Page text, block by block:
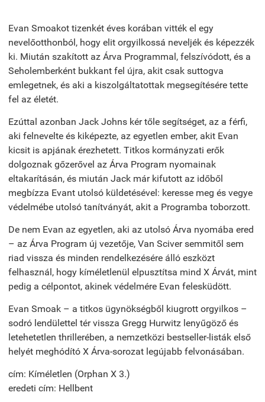
Evan Smoakot tizenkét éves korában vitték el egy
nevelőotthonból, hogy elit orgyilkossá neveljék és képezzék
ki. Miután szakított az Árva Programmal, felszívódott, és a
Seholemberként bukkant fel újra, akit csak suttogva
emlegetnek, és aki a kiszolgáltatottak megsegítésére tette
fel az életét.
Ezúttal azonban Jack Johns kér tőle segítséget, az a férfi,
aki felnevelte és kiképezte, az egyetlen ember, akit Evan
kicsit is apjának érezhetett. Titkos kormányzati erők
dolgoznak gőzerővel az Árva Program nyomainak
eltakarításán, és miután Jack már kifutott az időből
megbízza Evant utolsó küldetésével: keresse meg és vegye
védelmébe utolsó tanítványát, akit a Programba toborzott.
De nem Evan az egyetlen, aki az utolsó Árva nyomába ered
– az Árva Program új vezetője, Van Sciver semmitől sem
riad vissza és minden rendelkezésére álló eszközt
felhasznál, hogy kíméletlenül elpusztítsa mind X Árvát, mint
pedig a célpontot, akinek védelmére Evan felesküdött.
Evan Smoak – a titkos ügynökségből kiugrott orgyilkos –
sodró lendülettel tér vissza Gregg Hurwitz lenyűgöző és
letehetetlen thrillerében, a nemzetközi bestseller-listák első
helyét meghódító X Árva-sorozat legújabb felvonásában.
cím: Kíméletlen (Orphan X 3.)
eredeti cím: Hellbent